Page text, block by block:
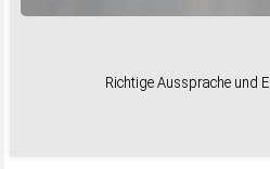
Richtige Aussprache und